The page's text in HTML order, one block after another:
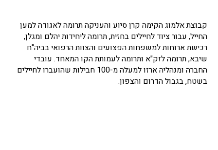
קבוצת אלמוג הקימה קרן סיוע והעניקה תרומה לאגודה למען
החייל, עבור ציוד לחיילים בחזית, תרומה ליחידות יהלם ומגלן,
רכישת ארוחות למשפחות הפצועים והצוות הרפואי בביה"ח
שיבא, תרומה לזק"א ותרומה לעמותת הקו המאחד. עובדי
החברה ומנהליה ארזו למעלה מ-100 חבילות שהועברו לחיילים
בשטח, בגבול הדרום והצפון.